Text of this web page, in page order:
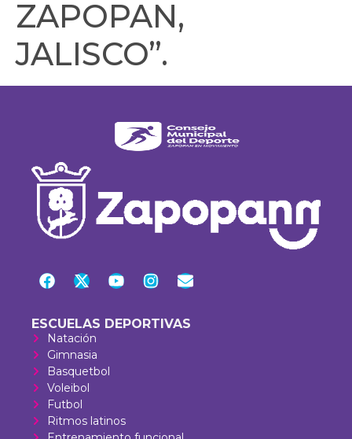
ZAPOPAN,
JALISCO”.
ESCUELAS DEPORTIVAS
Natación
Gimnasia
Basquetbol
Voleibol
Futbol
Ritmos latinos